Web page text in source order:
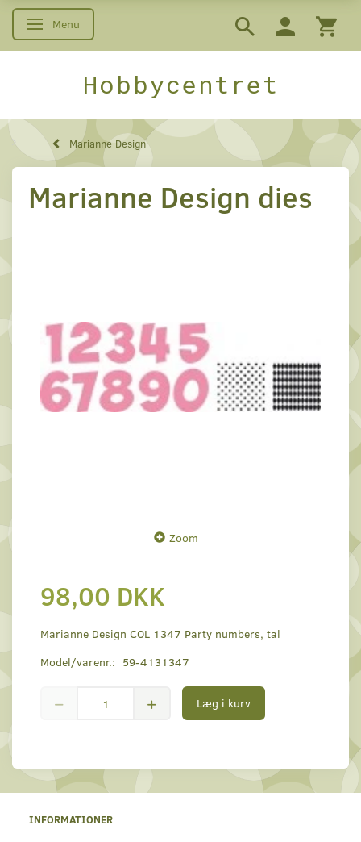
Skifte navigation
Menu
Hobbycentret
Marianne Design
Marianne Design dies
Zoom
98,00 DKK
Marianne Design COL 1347 Party numbers, tal
Model/varenr.: 59-4131347
Læg i kurv
INFORMATIONER